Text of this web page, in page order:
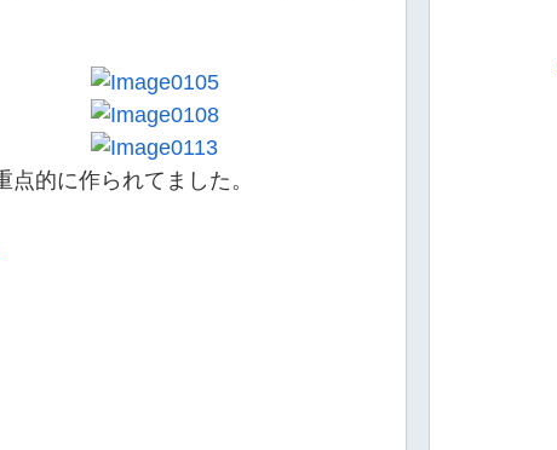
点的に作られてました。